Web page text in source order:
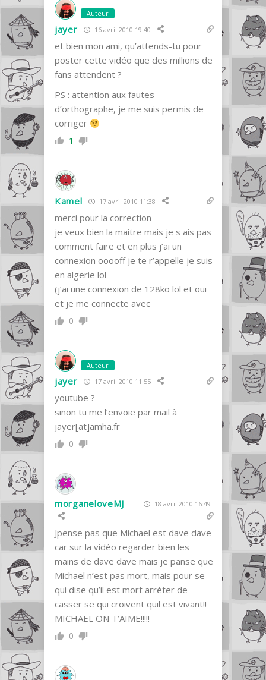
Auteur
jayer 16 avril 2010 19:40
et bien mon ami, qu’attends-tu pour
poster cette vidéo que des millions de
fans attendent ?
PS : attention aux fautes
d’orthographe, je me suis permis de
corriger
1
Kamel 17 avril 2010 11:38
merci pour la correction
je veux bien la maitre mais je s ais pas
comment faire et en plus j’ai un
connexion ooooff je te r’appelle je suis
en algerie lol
(j’ai une connexion de 128ko lol et oui
et je me connecte avec
0
Auteur
jayer 17 avril 2010 11:55
youtube ?
sinon tu me l’envoie par mail à
jayer[at]amha.fr
0
morganeloveMJ 18 avril 2010 16:49
Jpense pas que Michael est dave dave
car sur la vidéo regarder bien les
mains de dave dave mais je panse que
Michael n’est pas mort, mais pour se
qui dise qu’il est mort arréter de
casser se qui croivent quil est vivant!!
MICHAEL ON T’AIME!!!!!
0